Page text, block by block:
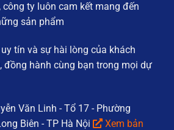
ty luôn cam kết mang đến
sản phẩm
uy tín và sự hài lòng của khách
đồng hành cùng bạn trong mọi dự
Văn Linh - Tổ 17 - Phường
Biên - TP Hà Nội
Xem bản